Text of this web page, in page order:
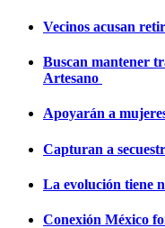
Vecinos acusan
Buscan mantener
Artesano
Apoyarán a
Capturan a
La evolución tiene
Conexión México